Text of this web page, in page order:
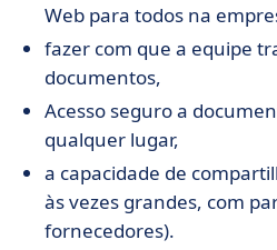
Web para todos na
fazer com que a equipe
documentos,
Acesso seguro a
qualquer lugar,
a capacidade de
às vezes grandes, com
fornecedores).